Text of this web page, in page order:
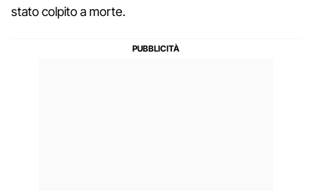
stato colpito a morte.